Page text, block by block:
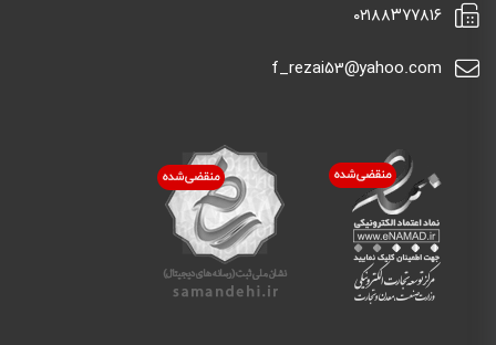
٠٢١٨٨٣٧٧٨١٦
f_rezai53@yahoo.com